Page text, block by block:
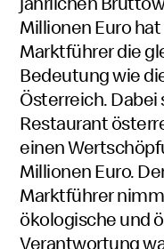
Millionen Euro
Marktführer die
Bedeutung wie
Österreich. Dabei
Restaurant
einen
Millionen Euro.
Marktführer
ökologische und
Verantwortung